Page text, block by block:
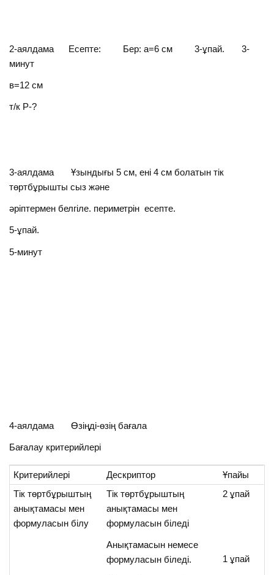
2-аялдама Есепте: Бер: а=6 см 3-ұпай. 3-
минут
в=12 см
т/к Р-?
3-аялдама Ұзындығы 5 см, ені 4 см болатын тік
төртбұрышты сыз және
әріптермен белгіле. периметрін есепте.
5-ұпай.
5-минут
4-аялдама Өзіңді-өзің бағала
Бағалау критерийлері
Критерийлері Дескриптор
Ұпайы
Тік төртбұрыштың
анықтамасы мен
формуласын білу
Тік төртбұрыштың
анықтамасы мен
формуласын біледі
Анықтамасын немесе
формуласын біледі.
2 ұпай
1 ұпай